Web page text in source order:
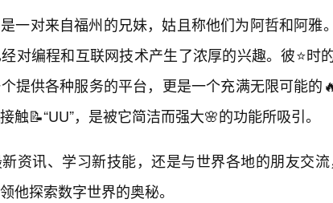
一对来自福州的兄妹，姑且称他们为阿哲和阿雅
对编程和互联网技术产生了浓厚的兴趣。彼⭐时
提供各种服务的平台，更是一个充满无限可能的
触📝“UU”，是被它简洁而强大🌸的功能所吸引。
资讯、学习新技能，还是与世界各地的朋友交
他探索数字世界的奥秘。